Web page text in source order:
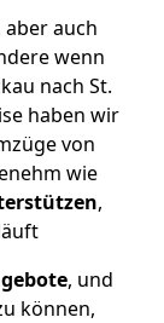
auch
wenn
nach St.
haben wir
von
wie
,
, und
können,